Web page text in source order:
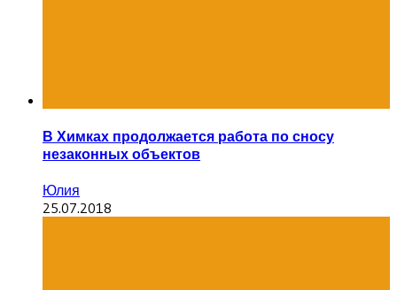
В Химках продолжается работа по сносу
незаконных объектов
Юлия
25.07.2018